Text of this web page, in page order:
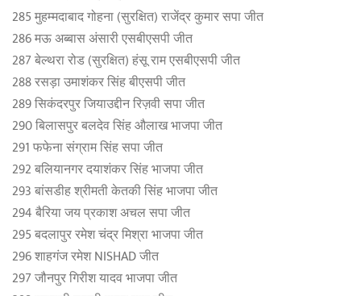
285 मुहम्मदाबाद गोहना (सुरक्षित) राजेंद्र कुमार सपा जीत
286 मऊ अब्बास अंसारी एसबीएसपी जीत
287 बेल्थरा रोड (सुरक्षित) हंसू राम एसबीएसपी जीत
288 रसड़ा उमाशंकर सिंह बीएसपी जीत
289 सिकंदरपुर जियाउद्दीन रिज़वी सपा जीत
290 बिलासपुर बलदेव सिंह औलाख भाजपा जीत
291 फफेना संग्राम सिंह सपा जीत
292 बलियानगर दयाशंकर सिंह भाजपा जीत
293 बांसडीह श्रीमती केतकी सिंह भाजपा जीत
294 बैरिया जय प्रकाश अचल सपा जीत
295 बदलापुर रमेश चंद्र मिश्रा भाजपा जीत
296 शाहगंज रमेश NISHAD जीत
297 जौनपुर गिरीश यादव भाजपा जीत